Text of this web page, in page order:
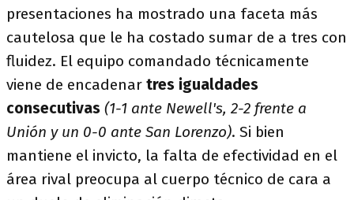
presentaciones ha mostrado una faceta más
cautelosa que le ha costado sumar de a tres con
fluidez.​ El equipo comandado técnicamente
viene de encadenar tres igualdades
consecutivas (1-1 ante Newell's, 2-2 frente a
Unión y un 0-0 ante San Lorenzo). Si bien
mantiene el invicto, la falta de efectividad en el
área rival preocupa al cuerpo técnico de cara a